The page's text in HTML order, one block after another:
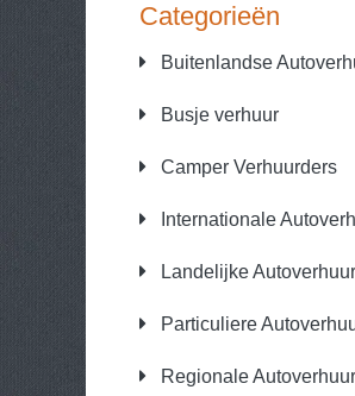
Categorieën
Buitenlandse
Busje verhuur
Camper Verhuurders
Internationale
Landelijke
Particuliere
Regionale